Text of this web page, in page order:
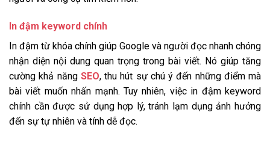
In đậm keyword chính
In đậm từ khóa chính giúp Google và người đọc nhanh chóng
nhận diện nội dung quan trọng trong bài viết. Nó giúp tăng
cường khả năng SEO, thu hút sự chú ý đến những điểm mà
bài viết muốn nhấn mạnh. Tuy nhiên, việc in đậm keyword
chính cần được sử dụng hợp lý, tránh lạm dụng ảnh hưởng
đến sự tự nhiên và tính dễ đọc.